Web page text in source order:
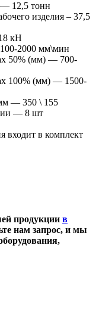
— 12,5 тонн
изделия – 37,5
кН
2000 мм\мин
50% (мм) — 700-
100% (мм) — 1500-
— 350 \ 155
— 8 шт
входит в комплект
продукции в
нам запрос, и мы